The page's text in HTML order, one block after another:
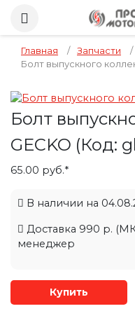
Главная / Запчасти /
Болт выпускного
Болт
GECKO (Код:
65.00 руб.*
В наличии на
Доставка 990 р.
менеджер
Купить